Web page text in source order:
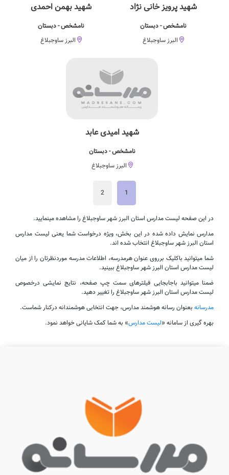
شهید پرویز خانی نژاد
نامشخص - دبستان
البرز ساوجبلاغ
شهید بهمن احمدی
نامشخص - دبستان
البرز ساوجبلاغ
شهید امیدی عابد
نامشخص - دبستان
البرز ساوجبلاغ
1
2
در این صفحه لیست مدارس استان البرز شهر ساوجبلاغ را مشاهده مینمایید.
مدارس نمایش داده شده در این بخش، ویژه درخواست شما یعنی لیست مدارس
استان البرز شهر ساوجبلاغ انتخاب شده اند.
شما میتوانید باکلیک برروی عنوان هرمدرسه، اطلاعات مدرسه موردنظرتان را از میان
لیست مدارس استان البرز شهر ساوجبلاغ ببینید.
ضمنا میتوانید باجابجایی فیلترهای سمت چپ صفحه، نتایج نمایشی درخصوص
لیست مدارس استان البرز شهر ساوجبلاغ را تغییر دهید.
مدرسانه بعنوان رسانه هوشمند مدارس، جهت انتخابی هوشمندانه درکنار شماست.
بهره گیری از سامانه «لیست مدارس» به شما کمک شایانی خواهد نمود.